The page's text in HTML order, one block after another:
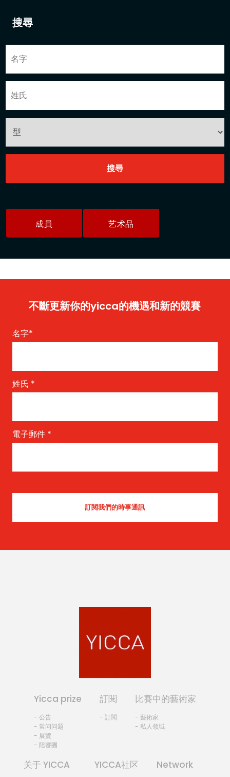
搜尋
成員 艺术品
不斷更新你的yicca的機遇和新的競賽
名字*
姓氏 *
電子郵件 *
Yicca prize
- 公告
- 常问问题
- 展覽
- 陪審團
訂閱
- 訂閱
比賽中的藝術家
- 藝術家
- 私人领域
关于 YICCA YICCA社区 Network